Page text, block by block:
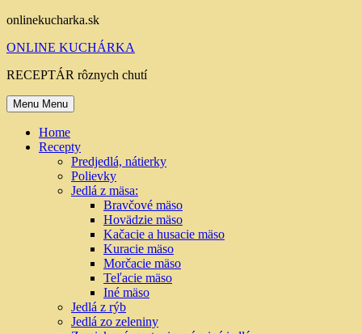
Skip
content
onlinekucharka.sk
ONLINE KUCHÁRKA
RECEPTÁR rôznych chutí
Menu Menu
Home
Recepty
Predjedlá, nátierky
Polievky
Jedlá z mäsa:
Bravčové mäso
Hovädzie mäso
Kačacie a husacie mäso
Kuracie mäso
Morčacie mäso
Teľacie mäso
Iné mäso
Jedlá z rýb
Jedlá zo zeleniny